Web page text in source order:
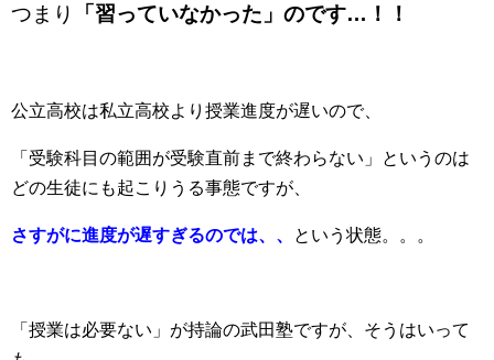
つまり 「習っていなかった」のです…！！
公立高校は私立高校より授業進度が遅いので、
「受験科目の範囲が受験直前まで終わらない」というのは
どの生徒にも起こりうる事態ですが、
さすがに進度が遅すぎるのでは、、 という状態。。。
「授業は必要ない」が持論の武田塾ですが、そうはいって